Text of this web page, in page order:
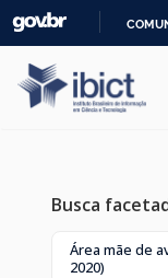
navigation
Busca
Área mãe de
2020)